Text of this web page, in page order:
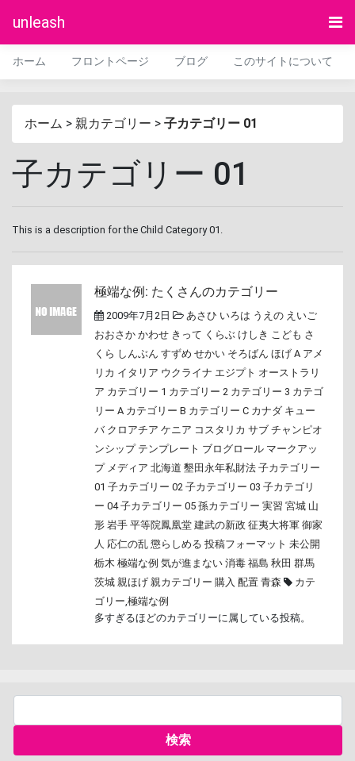
unleash
ホーム フロントページ ブログ このサイトについて
ホーム > 親カテゴリー > 子カテゴリー 01
子カテゴリー 01
This is a description for the Child Category 01.
極端な例: たくさんのカテゴリー
2009年7月2日 あさひ いろは うえの えいご
おおさか かわせ きって くらぶ けしき こども さ
くら しんぶん すずめ せかい そろばん ほげ A アメ
リカ イタリア ウクライナ エジプト オーストラリ
ア カテゴリー 1 カテゴリー 2 カテゴリー 3 カテゴ
リー A カテゴリー B カテゴリー C カナダ キュー
バ クロアチア ケニア コスタリカ サブ チャンピオ
ンシップ テンプレート ブログロール マークアッ
プ メディア 北海道 墾田永年私財法 子カテゴリー
01 子カテゴリー 02 子カテゴリー 03 子カテゴリ
ー 04 子カテゴリー 05 孫カテゴリー 実習 宮城 山
形 岩手 平等院鳳凰堂 建武の新政 征夷大将軍 御家
人 応仁の乱 懲らしめる 投稿フォーマット 未公開
栃木 極端な例 気が進まない 消毒 福島 秋田 群馬
茨城 親ほげ 親カテゴリー 購入 配置 青森
カテ
ゴリー,極端な例
多すぎるほどのカテゴリーに属している投稿。